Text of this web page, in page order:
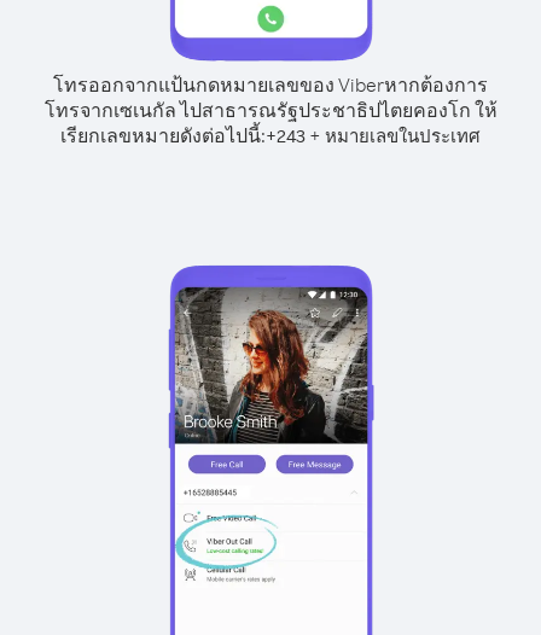
โทรออกจากแป้นกดหมายเลขของ Viberหากต้องการ
โทรจากเซเนกัล ไปสาธารณรัฐประชาธิปไตยคองโก ให้
เรียกเลขหมายดังต่อไปนี้:+243 + หมายเลขในประเทศ